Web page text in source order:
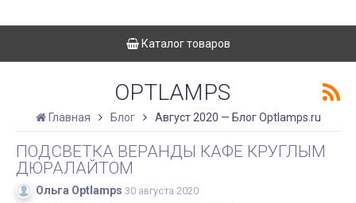
Каталог товаров
OPTLAMPS
Главная Блог Август 2020 — Блог Optlamps.ru
ПОДСВЕТКА ВЕРАНДЫ КАФЕ КРУГЛЫМ
ДЮРАЛАЙТОМ
Ольга Optlamps 30 августа 2020